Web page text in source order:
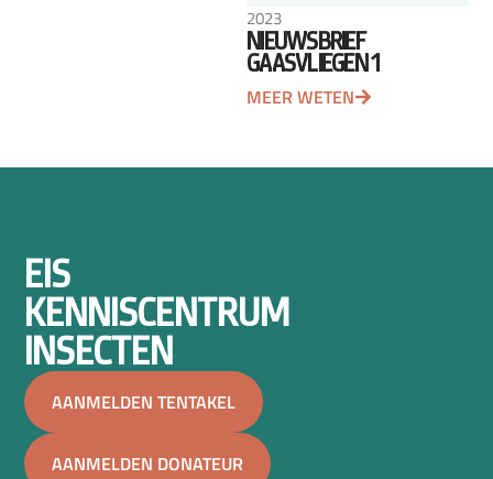
2023
NIEUWSBRIEF
GAASVLIEGEN 1
MEER WETEN
EIS
KENNISCENTRUM
INSECTEN
AANMELDEN TENTAKEL
AANMELDEN DONATEUR